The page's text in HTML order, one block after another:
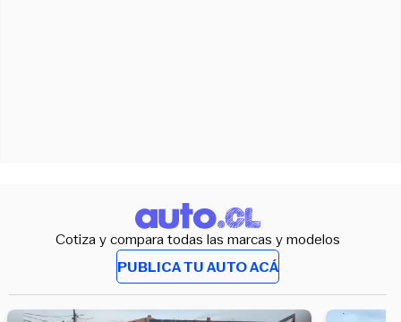
Cotiza y compara todas las marcas y modelos
PUBLICA TU AUTO ACÁ